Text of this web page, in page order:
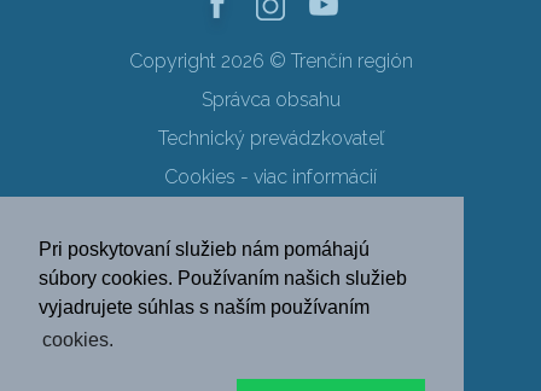
Pri poskytovaní služieb nám pomáhajú
súbory cookies. Používaním našich služieb
vyjadrujete súhlas s naším používaním
cookies.
Copyright 2026 © Trenčín región
Správca obsahu
Technický prevádzkovateľ
Cookies - viac informácií
Ochrana osobných údajov
SK EN DE
PL